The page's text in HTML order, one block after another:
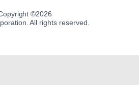
©2026
All rights reserved.